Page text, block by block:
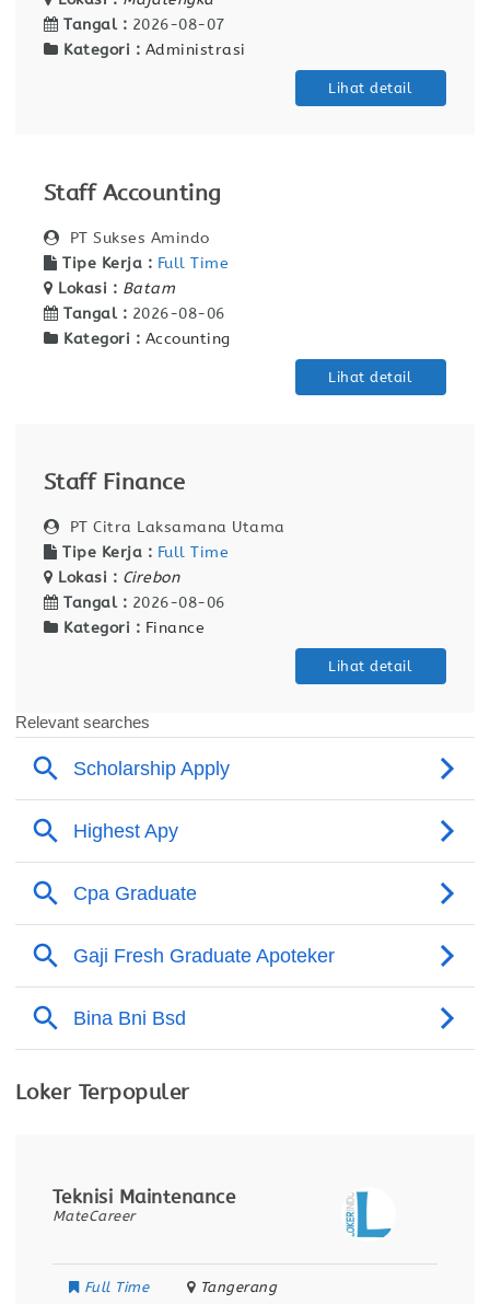
Tangal : 2026-08-07
Kategori : Administrasi
Lihat detail
Staff Accounting
PT Sukses Amindo
Tipe Kerja : Full Time
Lokasi : Batam
Tangal : 2026-08-06
Kategori : Accounting
Lihat detail
Staff Finance
PT Citra Laksamana Utama
Tipe Kerja : Full Time
Lokasi : Cirebon
Tangal : 2026-08-06
Kategori : Finance
Lihat detail
Loker Terpopuler
Teknisi Maintenance
MateCareer
Full Time Tangerang